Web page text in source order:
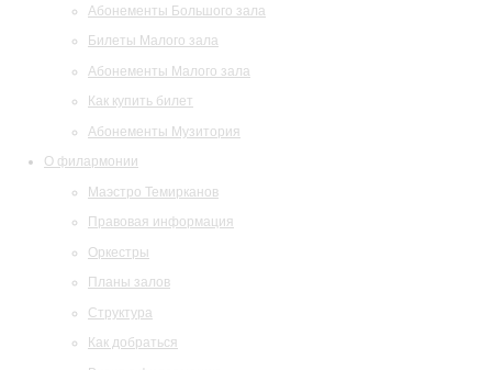
Абонементы Большого зала
Билеты Малого зала
Абонементы Малого зала
Как купить билет
Абонементы Музитория
О филармонии
Маэстро Темирканов
Правовая информация
Оркестры
Планы залов
Структура
Как добраться